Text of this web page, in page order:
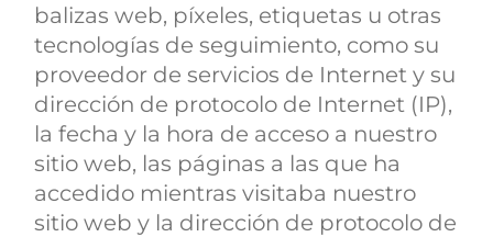
balizas web, píxeles, etiquetas u otras
tecnologías de seguimiento, como su
proveedor de servicios de Internet y su
dirección de protocolo de Internet (IP),
la fecha y la hora de acceso a nuestro
sitio web, las páginas a las que ha
accedido mientras visitaba nuestro
sitio web y la dirección de protocolo de